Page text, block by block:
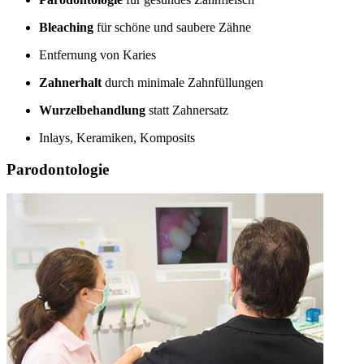
Bleaching für schöne und saubere Zähne
Entfernung von Karies
Zahnerhalt durch minimale Zahnfüllungen
Wurzelbehandlung statt Zahnersatz
Inlays, Keramiken, Komposits
Parodontologie